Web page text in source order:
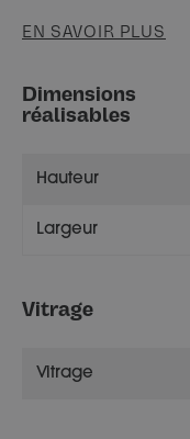
EN SAVOIR PLUS
Dimensions
réalisables
Hauteur
Largeur
Vitrage
Vitrage